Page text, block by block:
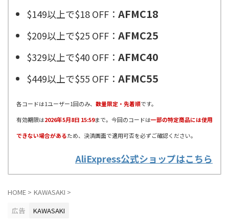
$149以上で$18 OFF： AFMC18
$209以上で$25 OFF： AFMC25
$329以上で$40 OFF： AFMC40
$449以上で$55 OFF： AFMC55
各コードは1ユーザー1回のみ、 数量限定・先着順です。
有効期限は2026年5月8日 15:59まで。今回のコードは一部の特定商品には使用
できない場合があるため、決済画面で適用可否を必ずご確認ください。
AliExpress公式ショップはこちら
HOME > KAWASAKI >
広告
KAWASAKI